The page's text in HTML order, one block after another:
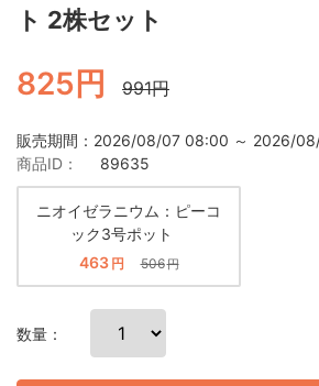
ト 2株セット
825円 991円
販売期間：2026/08/07 08:00 ～ 2026/
商品ID：
89635
ニオイゼラニウム：ピーコ
ック3号ポット
463 円 506円
数量：